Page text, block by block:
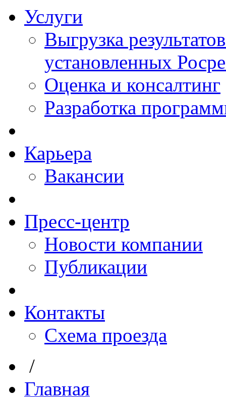
Услуги
Выгрузка
установленных
Оценка и консалтинг
Разработка
Карьера
Вакансии
Пресс-центр
Новости компании
Публикации
Контакты
Схема проезда
/
Главная